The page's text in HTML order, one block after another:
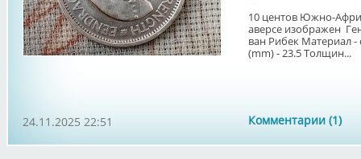
10 центов Южно-
аверсе изображен
ван Рибек Материал -
(mm) - 23.5 Толщин...
Комментарии (1)
24.11.2025 22:51